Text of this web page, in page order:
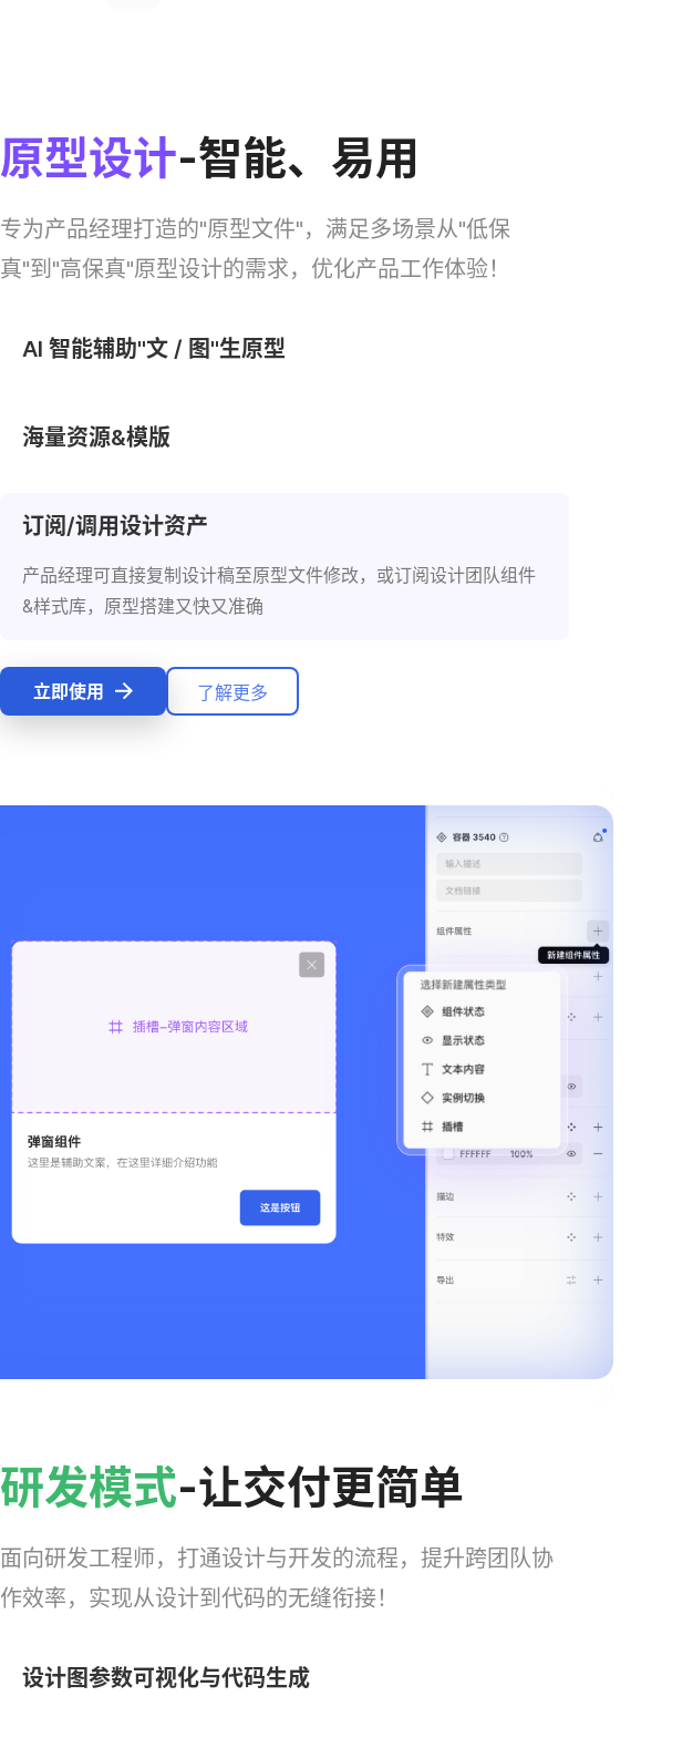
原型设计-智能、易用
专为产品经理打造的"原型文件"，满足多场景从"低保
真"到"高保真"原型设计的需求，优化产品工作体验！
AI 智能辅助"文 / 图"生原型
海量资源&模版
订阅/调用设计资产
立即使用 了解更多
研发模式-让交付更简单
面向研发工程师，打通设计与开发的流程，提升跨团队协
作效率，实现从设计到代码的无缝衔接！
设计图参数可视化与代码生成